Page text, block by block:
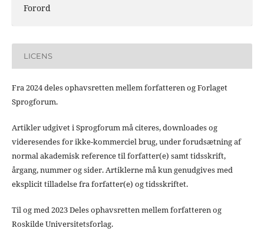
Forord
LICENS
Fra 2024 deles ophavsretten mellem forfatteren og Forlaget
Sprogforum.
Artikler udgivet i Sprogforum må citeres, downloades og
videresendes for ikke-kommerciel brug, under forudsætning af
normal akademisk reference til forfatter(e) samt tidsskrift,
årgang, nummer og sider. Artiklerne må kun genudgives med
eksplicit tilladelse fra forfatter(e) og tidsskriftet.
Til og med 2023 Deles ophavsretten mellem forfatteren og
Roskilde Universitetsforlag.